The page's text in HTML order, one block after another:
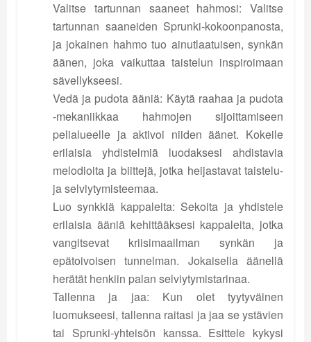
Valitse tartunnan saaneet hahmosi: Valitse
tartunnan saaneiden Sprunki-kokoonpanosta,
ja jokainen hahmo tuo ainutlaatuisen, synkän
äänen, joka vaikuttaa taistelun inspiroimaan
sävellykseesi.
Vedä ja pudota ääniä: Käytä raahaa ja pudota
-mekaniikkaa hahmojen sijoittamiseen
pelialueelle ja aktivoi niiden äänet. Kokeile
erilaisia yhdistelmiä luodaksesi ahdistavia
melodioita ja biittejä, jotka heijastavat taistelu-
ja selviytymisteemaa.
Luo synkkiä kappaleita: Sekoita ja yhdistele
erilaisia ääniä kehittääksesi kappaleita, jotka
vangitsevat kriisimaailman synkän ja
epätoivoisen tunnelman. Jokaisella äänellä
herätät henkiin palan selviytymistarinaa.
Tallenna ja jaa: Kun olet tyytyväinen
luomukseesi, tallenna raitasi ja jaa se ystävien
tai Sprunki-yhteisön kanssa. Esittele kykysi